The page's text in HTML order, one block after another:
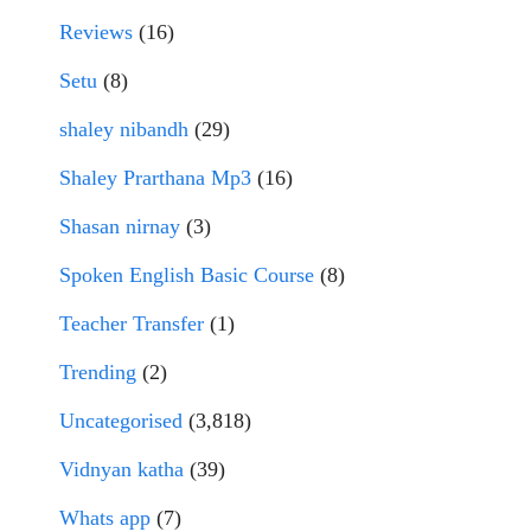
Reviews (16)
Setu (8)
shaley nibandh (29)
Shaley Prarthana Mp3 (16)
Shasan nirnay (3)
Spoken English Basic Course (8)
Teacher Transfer (1)
Trending (2)
Uncategorised (3,818)
Vidnyan katha (39)
Whats app (7)